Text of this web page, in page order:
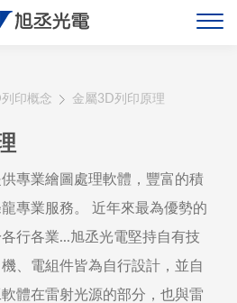
產品展示
聯絡旭丞
印概念 金屬3D列印原理
專業繪圖處理軟體，豐富的積
專業服務。 近年來最為優勢的
行各業...旭丞光電堅持自有技
、電組件皆為自行設計，並自
體在雷射光源的部分，也與雷